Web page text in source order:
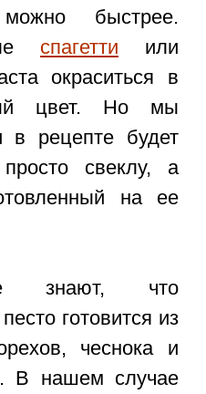
быстрее.
спагетти или
окраситься в
цвет. Но мы
рецепте будет
свеклу, а
на ее
знают, что
готовится из
чеснока и
В нашем случае